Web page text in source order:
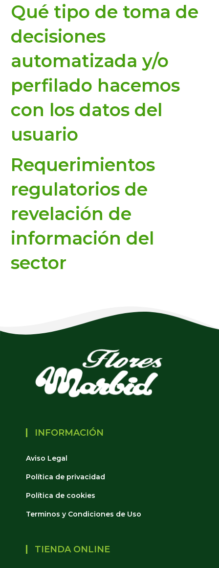
Qué tipo de toma de
decisiones
automatizada y/o
perfilado hacemos
con los datos del
usuario
Requerimientos
regulatorios de
revelación de
información del
sector
INFORMACIÓN
Aviso Legal
Política de privacidad
Política de cookies
Terminos y Condiciones de Uso
TIENDA ONLINE